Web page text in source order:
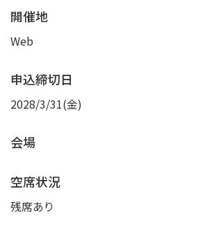
開催地
Web
申込締切日
2028/3/31(金)
会場
空席状況
残席あり